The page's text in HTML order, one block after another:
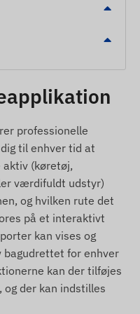
GPS-tracker til
professionelle
til enhver tid at
aktiv (køretøj,
værdifuldt udstyr)
og hvilken rute det
på et interaktivt
kan vises og
for enhver
kan der tilføjes
der kan indstilles